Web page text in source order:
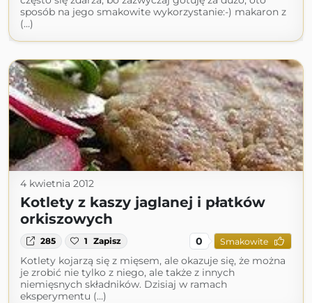
sposób na jego smakowite wykorzystanie:-) makaron z
(...)
4 kwietnia 2012
Kotlety z kaszy jaglanej i płatków
orkiszowych
285 1 Zapisz 0 Smakowite
Kotlety kojarzą się z mięsem, ale okazuje się, że można
je zrobić nie tylko z niego, ale także z innych
niemięsnych składników. Dzisiaj w ramach
eksperymentu (...)